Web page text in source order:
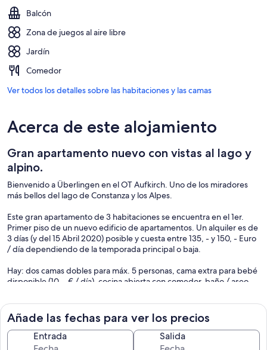
Balcón
Zona de juegos al aire libre
Jardín
Comedor
Ver todos los detalles sobre las habitaciones y las camas
Acerca de este alojamiento
Gran apartamento nuevo con vistas al lago y
alpino.
Bienvenido a Überlingen en el OT Aufkirch. Uno de los miradores
más bellos del lago de Constanza y los Alpes.
Este gran apartamento de 3 habitaciones se encuentra en el 1er.
Primer piso de un nuevo edificio de apartamentos. Un alquiler es de
3 días (y del 15 Abril 2020) posible y cuesta entre 135, - y 150, - Euro
/ día dependiendo de la temporada principal o baja.
Hay: dos camas dobles para máx. 5 personas, cama extra para bebé
disponible (10, - € / día), cocina abierta con comedor, baño / aseo
WiFi, balcón cubierto y terraza jardín con parque infantil, coche -
Plaza de aparcamiento, se admiten mascotas previa consulta. Ropa
de cama y toallas incluidas.
Se puede alquilar 1 habitación más en la planta baja y para 2
Añade las fechas para ver los precios
Entrada Salida